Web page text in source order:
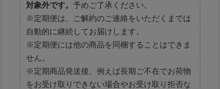
対象外です。 予めご了承ください。
※定期便は、ご解約のご連絡をいただくまでは
自動的に継続してお届けします。
※定期便には他の商品を同梱することはできま
せん。
※定期商品発送後、例えば長期ご不在でお荷物
をお受け取りできない場合やお受け取り拒否な